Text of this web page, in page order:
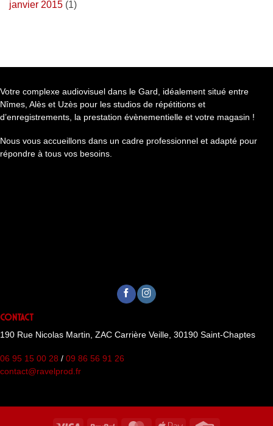
janvier 2015 (1)
Votre complexe audiovisuel dans le Gard, idéalement situé entre
Nîmes, Alès et Uzès pour les studios de répétitions et
d’enregistrements, la prestation évènementielle et votre magasin !
Nous vous accueillons dans un cadre professionnel et adapté pour
répondre à tous vos besoins.
Contact
190 Rue Nicolas Martin, ZAC Carrière Veille, 30190 Saint-Chaptes
06 95 15 00 28 / 09 86 56 91 26
contact@ravelprod.fr